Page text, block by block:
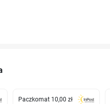
Paczkomat 10,00 zł